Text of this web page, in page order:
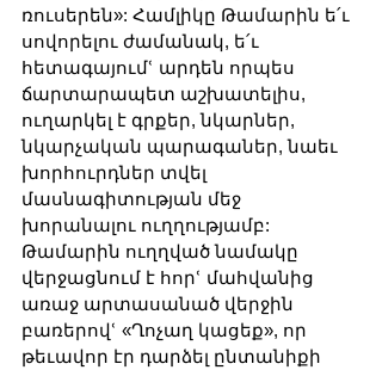
ռուսերեն»: Համլիկը Թամարին ե՛ւ
սովորելու ժամանակ, ե՛ւ
հետագայումՙ արդեն որպես
ճարտարապետ աշխատելիս,
ուղարկել է գրքեր, նկարներ,
նկարչական պարագաներ, նաեւ
խորհուրդներ տվել
մասնագիտության մեջ
խորանալու ուղղությամբ:
Թամարին ուղղված նամակը
վերջացնում է հորՙ մահվանից
առաջ արտասանած վերջին
բառերովՙ «Ղոչաղ կացեք», որ
թեւավոր էր դարձել ընտանիքի